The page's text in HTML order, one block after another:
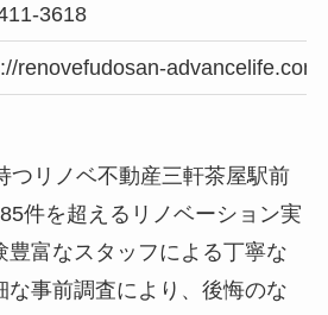
renovefudosan-advancelife.com/
つリノベ不動産三軒茶屋駅前
件を超えるリノベーション実
豊富なスタッフによる丁寧な
な事前調査により、後悔のな